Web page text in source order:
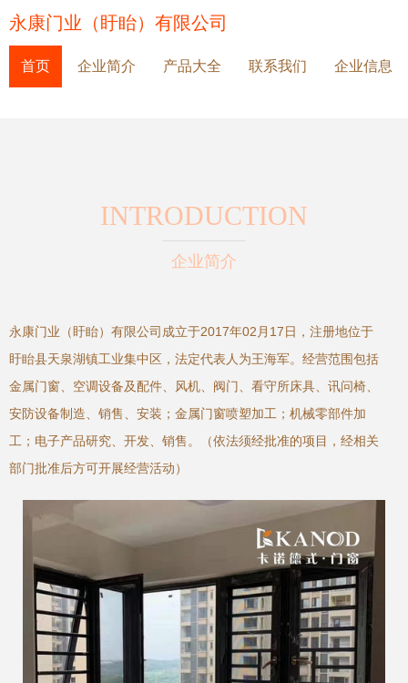
永康门业（盱眙）有限公司
首页 企业简介 产品大全 联系我们 企业信息
INTRODUCTION
企业简介
永康门业（盱眙）有限公司成立于2017年02月17日，注册地位于
盱眙县天泉湖镇工业集中区，法定代表人为王海军。经营范围包括
金属门窗、空调设备及配件、风机、阀门、看守所床具、讯问椅、
安防设备制造、销售、安装；金属门窗喷塑加工；机械零部件加
工；电子产品研究、开发、销售。（依法须经批准的项目，经相关
部门批准后方可开展经营活动）